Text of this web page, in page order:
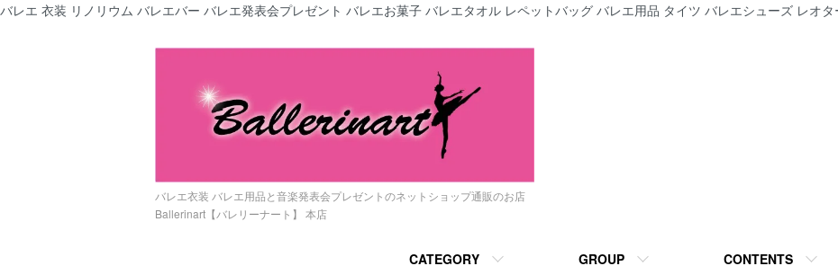
バレエ 衣装 リノリウム バレエバー バレエ発表会プレゼント バレエお菓子 バレエタオル レペットバッグ バレエ用品 タイツ バレエシューズ レオ
バレエ衣装 バレエ用品と音楽発表会プレゼントのネットショップ通販のお店
Ballerinart【バレリーナート】 本店
CATEGORY GROUP CONTENTS